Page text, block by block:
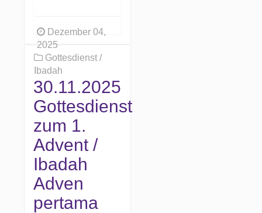
Dezember 04,
2025
Gottesdienst /
Ibadah
30.11.2025
Gottesdienst
zum 1.
Advent /
Ibadah
Adven
pertama